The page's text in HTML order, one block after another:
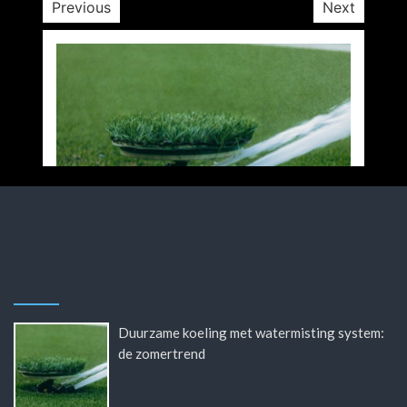
Previous Next
Duurzame koeling met watermisting system:
de zomertrend